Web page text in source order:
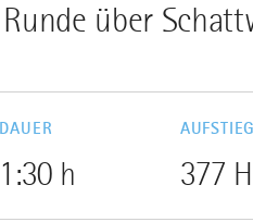
über
DAUER
1:30 h 377